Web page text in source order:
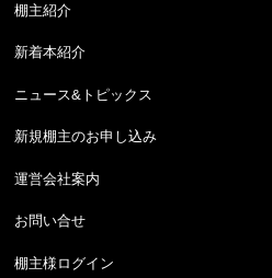
棚主紹介
新着本紹介
ニュース&トピックス
新規棚主のお申し込み
運営会社案内
お問い合せ
棚主様ログイン